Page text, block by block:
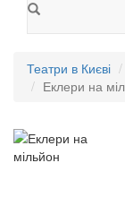
Театри в Києві
Еклери на